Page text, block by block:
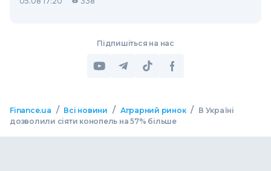
Підпишіться на нас
Finance.ua / Всі новини / Аграрний ринок / В Україні
дозволили сіяти конопель на 57% більше